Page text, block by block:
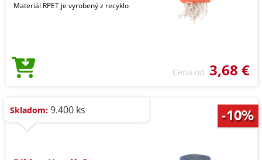
Materiál RPET je vyrobený z recyklo
Cena od 3,68 €
Skladom: 9.400 ks